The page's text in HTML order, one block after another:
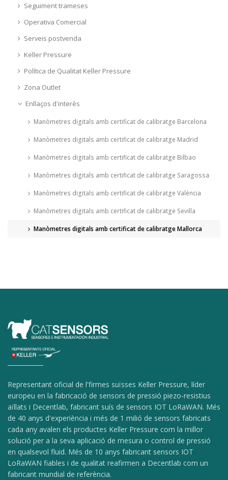
Seguiment trameses
Operativa Comercial
Serveis postvenda
Keller Pressure
Política de Qualitat Keller Pressure
Zona Outlet
Enllaços d'interès
Manòmetres digitals amb certificat de calibratge Barcelona
Manòmetres digitals amb certificat de calibratge Madrid
Manòmetres digitals amb certificat de calibratge Bilbao
Manòmetres digitals amb certificat de calibratge Saragossa
Manòmetres digitals amb certificat de calibratge València
Manòmetres digitals amb certificat de calibratge Sevilla
Manòmetres digitals amb certificat de calibratge Mallorca
Representant oficial de l'firmes suïsses Keller Pressure, líder
europeu en la fabricació de sensors de pressió piezo-resistius
aïllats i Decentlab, fabricant suís de sensors IOT LoRaWAN. Més
de 40 anys d'experiència i més de 1 milió de sensors fabricats
cada any avalen els productes Keller Pressure com la millor
solució per a la seva aplicació de mesura o control de pressió
en qualsevol fluid. Més de 10 anys fabricant sensors IOT
LoRaWAN fiables i de qualitat reafirmen a Decentlab com un
fabricant mundial de referència.